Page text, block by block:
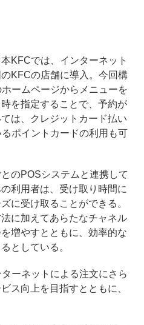
KFCでは、インターネット
KFCの店舗に導入。今回構
ームページからメニューを
を指定することで、予約が
は、クレジットカード払い
ポイントカードの利用も可
のPOSシステムと連携して
利用者は、受け取り時間に
に受け取ることができる。
に加えてあらたなチャネル
増やすとともに、効率的な
としている。
ーネットによる注文にさら
ス向上を目指すとともに、